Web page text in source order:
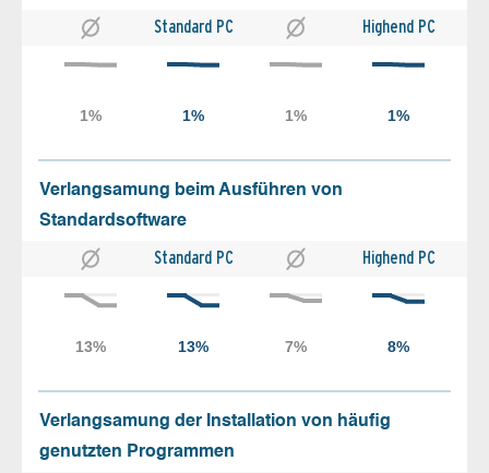
Standard PC Highend PC
Verlangsamung beim Ausführen von
Standardsoftware
Standard PC Highend PC
Verlangsamung der Installation von häufig
genutzten Programmen